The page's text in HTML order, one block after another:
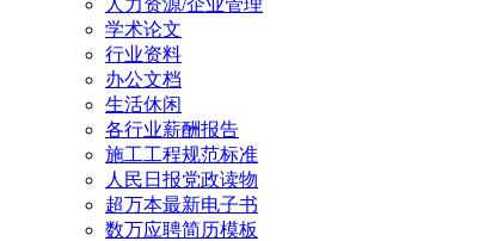
人力资源/企业管理
学术论文
行业资料
办公文档
生活休闲
各行业薪酬报告
施工工程规范标准
人民日报党政读物
超万本最新电子书
数万应聘简历模板